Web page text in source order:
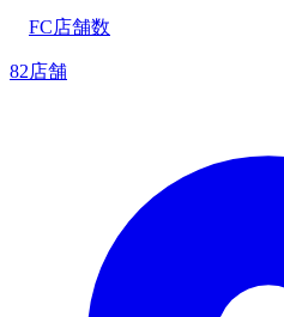
FC店舗数
82店舗